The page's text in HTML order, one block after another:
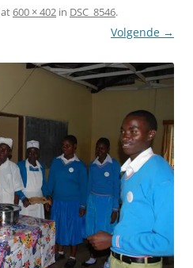
at600 × 402 in DSC_8546.
Volgende →